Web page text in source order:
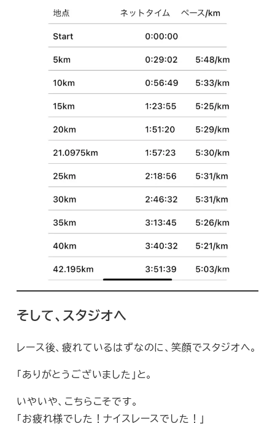
そして、スタジオへ
レース後、疲れているはずなのに、笑顔でスタジオへ。
「ありがとうございました」と。
いやいや、こちらこそです。
「お疲れ様でした！ナイスレースでした！」